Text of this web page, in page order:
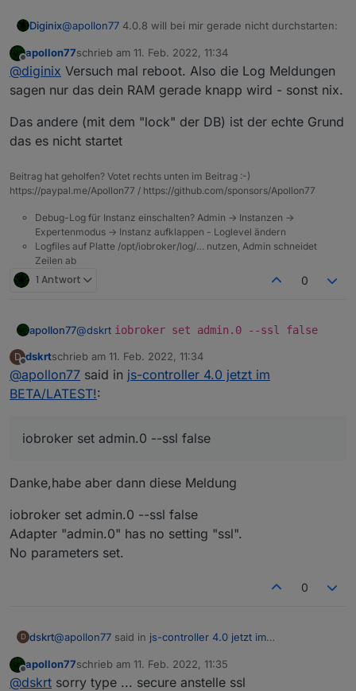
Diginix@apollon77 4.0.8 will bei mir gerade nicht durchstarten:
2022-02-11 12:21:17.624 - erro: host.iobroker
2022-02-11 12:21:17.628 - erro:
2022-02-11 12:21:17.740 - warn:
2022-02-11 12:21:17.741 - warn:
2022-02-11 12:21:18.133 - warn:
2022-02-11 12:21:18.140 - warn:
2022-02-11 12:21:18.155 - warn:
Danach loopt er mit allen Instanzen. Die RAM
Meldungen kommen aber nicht mehr. Also das war nur
beim ersten Start von 4.0.8.
Selbst wenn ich iob stop mache und kein Prozess mehr
läuft, startet 4.0.8 nicht durch und endet in irgend
aber dann doch abschmiert und sich selbst wieder
beendet.
iobroker@iobroker:/opt/iobroker/log$ iob list
Habe nun ein Downgrad auf 4.0.7 gemacht.
Offline
apollon77schrieb am 11. Feb. 2022, 11:34
zuletzt editiert von
@diginix Versuch mal reboot. Also die Log Meldungen
sagen nur das dein RAM gerade knapp wird - sonst nix.
Das andere (mit dem "lock" der DB) ist der echte Grund
das es nicht startet
Beitrag hat geholfen? Votet rechts unten im Beitrag :-)
https://paypal.me/Apollon77 / https://github.com/sponsors/Apollon77
Debug-Log für Instanz einschalten? Admin -> Instanzen ->
Expertenmodus -> Instanz aufklappen - Loglevel ändern
Logfiles auf Platte /opt/iobroker/log/… nutzen, Admin schneidet
Zeilen ab
1 Antwort 0
apollon77@dskrt iobroker set admin.0 --ssl false
D
Offline
dskrtschrieb am 11. Feb. 2022, 11:34
zuletzt editiert von
@apollon77 said in js-controller 4.0 jetzt im
BETA/LATEST!:
iobroker set admin.0 --ssl false
Danke,habe aber dann diese Meldung
iobroker set admin.0 --ssl false
Adapter "admin.0" has no setting "ssl".
No parameters set.
0
D dskrt@apollon77 said in js-controller 4.0 jetzt im
iobroker set admin.0 --ssl false
Offline
apollon77schrieb am 11. Feb. 2022, 11:35
zuletzt editiert von
@dskrt sorry type ... secure anstelle ssl